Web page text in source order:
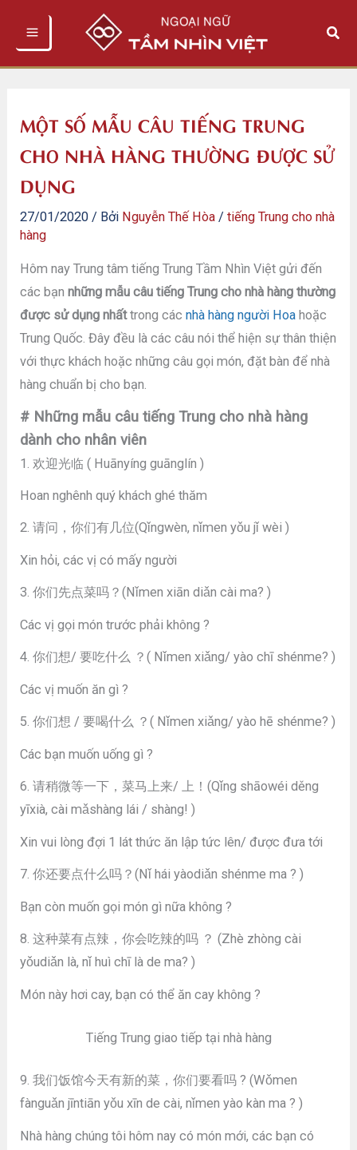
Tìm
MỘT SỐ MẪU CÂU TIẾNG TRUNG
CHO NHÀ HÀNG THƯỜNG ĐƯỢC SỬ
DỤNG
27/01/2020 / Bởi Nguyễn Thế Hòa /tiếng Trung cho nhà
hàng
Hôm nay Trung tâm tiếng Trung Tầm Nhìn Việt gửi đến
các bạnnhững mẫu câu tiếng Trung cho nhà hàng thường
được sử dụng nhấttrong cácnhà hàng người Hoa hoặc
Trung Quốc. Đây đều là các câu nói thể hiện sự thân thiện
với thực khách hoặc những câu gọi món, đặt bàn để nhà
hàng chuẩn bị cho bạn.
# Những mẫu câu tiếng Trung cho nhà hàng
dành cho nhân viên
1. 欢迎光临 ( Huānyíng guānglín )
Hoan nghênh quý khách ghé thăm
2. 请问，你们有几位(Qǐngwèn, nǐmen yǒu jǐ wèi )
Xin hỏi, các vị có mấy người
3. 你们先点菜吗？(Nǐmen xiān diǎn cài ma? )
Các vị gọi món trước phải không ?
4. 你们想/ 要吃什么 ？( Nǐmen xiǎng/ yào chī shénme? )
Các vị muốn ăn gì ?
5. 你们想 / 要喝什么 ？( Nǐmen xiǎng/ yào hē shénme? )
Các bạn muốn uống gì ?
6. 请稍微等一下，菜马上来/ 上！(Qǐng shāowéi děng
yīxià, cài mǎshàng lái / shàng! )
Xin vui lòng đợi 1 lát thức ăn lập tức lên/ được đưa tới
7. 你还要点什么吗？(Nǐ hái yàodiǎn shénme ma ? )
Bạn còn muốn gọi món gì nữa không ?
8. 这种菜有点辣，你会吃辣的吗 ？ (Zhè zhòng cài
yǒudiǎn là, nǐ huì chī là de ma? )
Món này hơi cay, bạn có thể ăn cay không ?
Tiếng Trung giao tiếp tại nhà hàng
9. 我们饭馆今天有新的菜，你们要看吗 ? (Wǒmen
fànguǎn jīntiān yǒu xīn de cài, nǐmen yào kàn ma ? )
Nhà hàng chúng tôi hôm nay có món mới, các bạn có